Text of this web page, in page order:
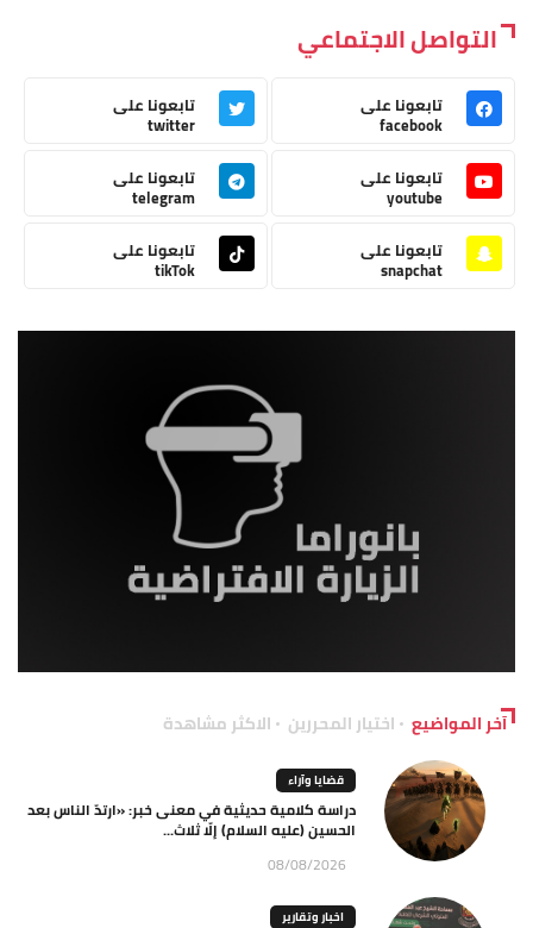
التواصل الاجتماعي
تابعونا على
facebook
تابعونا على
twitter
تابعونا على
youtube
تابعونا على
telegram
تابعونا على
snapchat
تابعونا على
tikTok
آخر المواضيع اختيار المحررين الاكثر مشاهدة
قضايا وآراء
دراسة كلامية حديثية في معنى خبر: «ارتدّ الناس بعد
الحسين (عليه السلام) إلّا ثلاث...
08/08/2026
اخبار وتقارير